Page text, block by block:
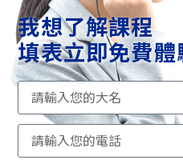
我想了解課程
填表立即免費